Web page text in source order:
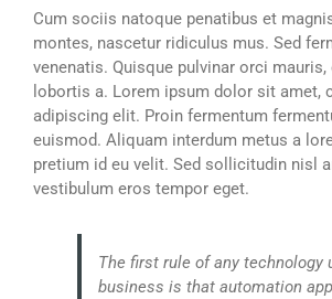
Cum sociis natoque penatibus et
montes, nascetur ridiculus mus. Sed
venenatis. Quisque pulvinar orci mauris,
lobortis a. Lorem ipsum dolor sit amet,
adipiscing elit. Proin fermentum
euismod. Aliquam interdum metus a
pretium id eu velit. Sed sollicitudin nisl
vestibulum eros tempor eget.
The first rule of any technology
business is that automation